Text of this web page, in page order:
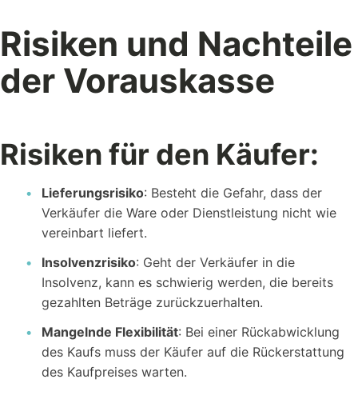
Risiken und Nachteile
der Vorauskasse
Risiken für den Käufer:
Lieferungsrisiko: Besteht die Gefahr, dass der
Verkäufer die Ware oder Dienstleistung nicht wie
vereinbart liefert.
Insolvenzrisiko: Geht der Verkäufer in die
Insolvenz, kann es schwierig werden, die bereits
gezahlten Beträge zurückzuerhalten.
Mangelnde Flexibilität: Bei einer Rückabwicklung
des Kaufs muss der Käufer auf die Rückerstattung
des Kaufpreises warten.